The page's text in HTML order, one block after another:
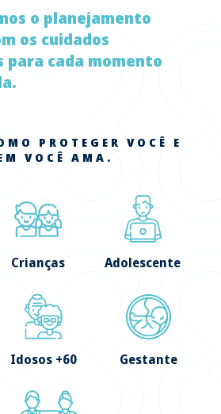
o planejamento
os cuidados
para cada momento
PROTEGER VOCÊ E
VOCÊ AMA.
Crianças Adolescente
Idosos +60 Gestante